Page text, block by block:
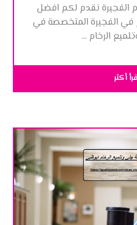
الفجيرة نقدم لكم افضل
في الفجيرة المتخصصة في
الرخام ...
أكثر